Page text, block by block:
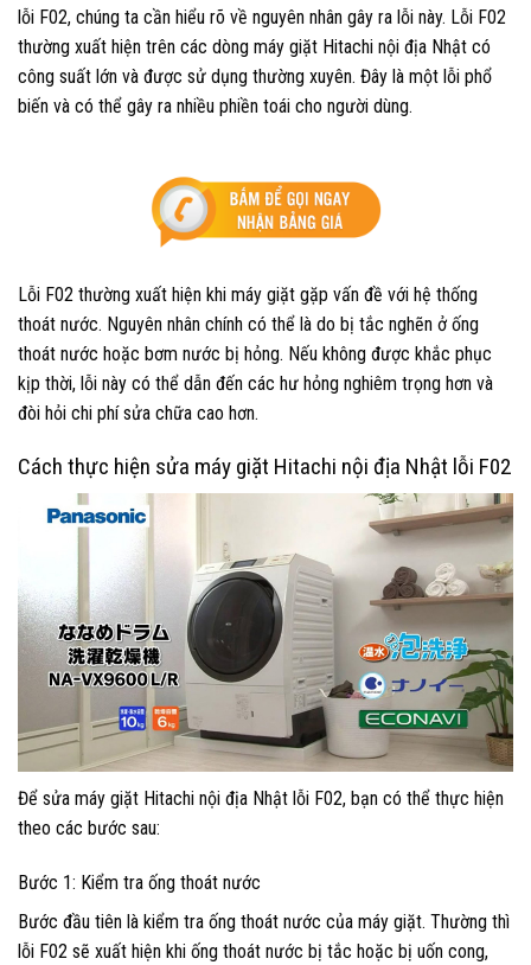
lỗi F02, chúng ta cần hiểu rõ về nguyên nhân gây ra lỗi này. Lỗi F02
thường xuất hiện trên các dòng máy giặt Hitachi nội địa Nhật có
công suất lớn và được sử dụng thường xuyên. Đây là một lỗi phổ
biến và có thể gây ra nhiều phiền toái cho người dùng.
Lỗi F02 thường xuất hiện khi máy giặt gặp vấn đề với hệ thống
thoát nước. Nguyên nhân chính có thể là do bị tắc nghẽn ở ống
thoát nước hoặc bơm nước bị hỏng. Nếu không được khắc phục
kịp thời, lỗi này có thể dẫn đến các hư hỏng nghiêm trọng hơn và
đòi hỏi chi phí sửa chữa cao hơn.
Cách thực hiện sửa máy giặt Hitachi nội địa Nhật lỗi F02
Để sửa máy giặt Hitachi nội địa Nhật lỗi F02, bạn có thể thực hiện
theo các bước sau:
Bước 1: Kiểm tra ống thoát nước
Bước đầu tiên là kiểm tra ống thoát nước của máy giặt. Thường thì
lỗi F02 sẽ xuất hiện khi ống thoát nước bị tắc hoặc bị uốn cong,